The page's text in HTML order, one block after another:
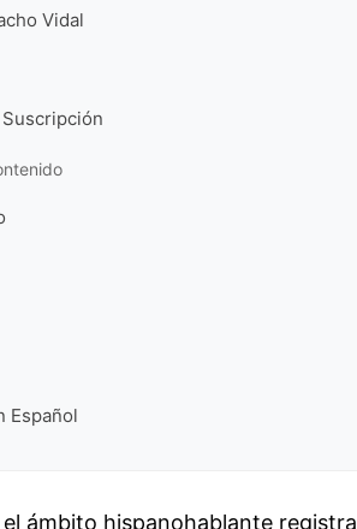
Vidal
Español
ámbito hispanohablante registra